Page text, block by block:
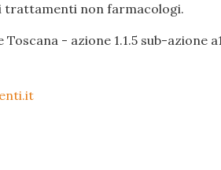
trattamenti non farmacologi.
- azione 1.1.5 sub-azione